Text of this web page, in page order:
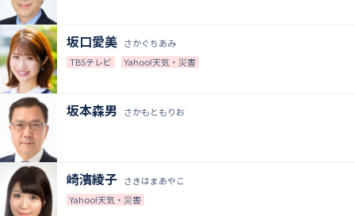
さかぐちあみ
坂口愛美
TBSテレビ Yahoo!天気・災害
さかもともりお
坂本森男
さきはまあやこ
崎濱綾子
Yahoo!天気・災害